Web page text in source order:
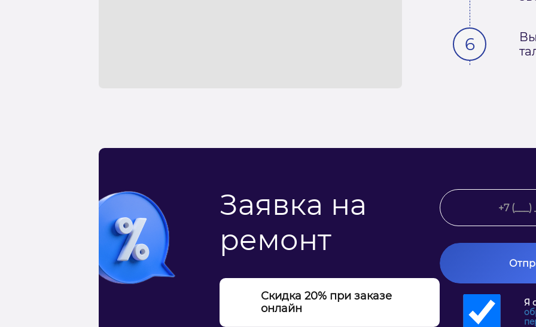
Заявка на
ремонт
Скидка 20% при заказе
онлайн
Я